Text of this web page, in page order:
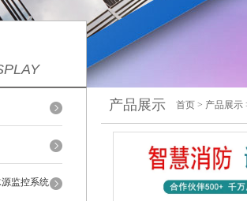
监控系统
产品展示 首页 > 产品展示